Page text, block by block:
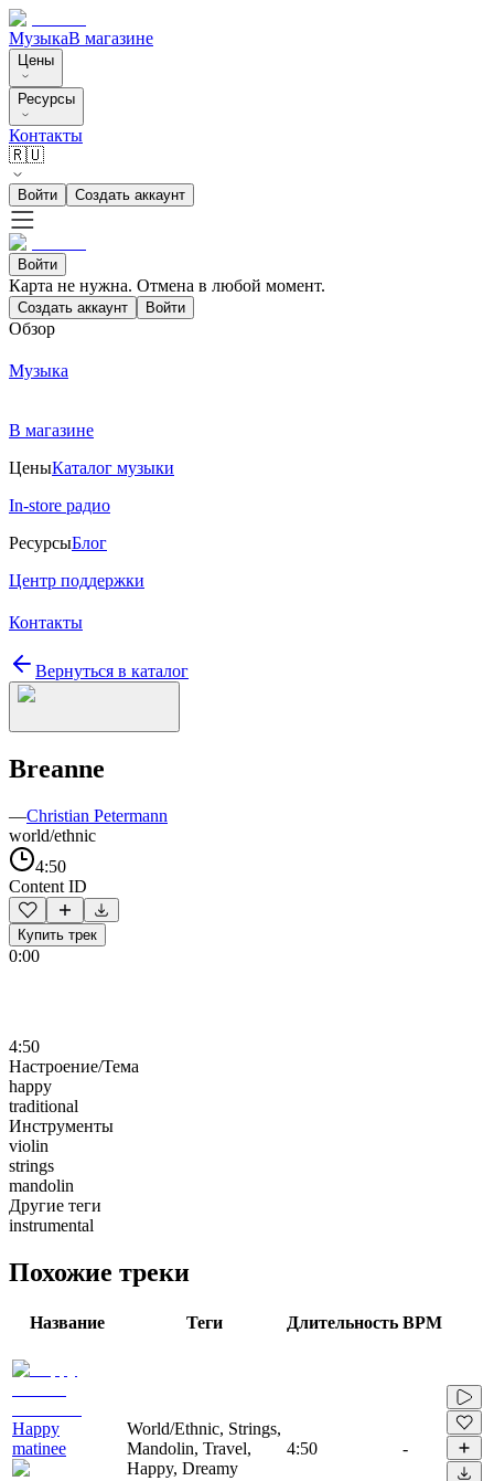
МузыкаВ магазине
Цены
Ресурсы
Контакты
🇷🇺
Войти Создать аккаунт
Войти
Карта не нужна. Отмена в любой момент.
Создать аккаунт Войти
Обзор
Музыка
В магазине
ЦеныКаталог музыки
In-store радио
РесурсыБлог
Центр поддержки
Контакты
Вернуться в каталог
Breanne
—Christian Petermann
world/ethnic
4:50
Content ID
Купить трек
0:00
4:50
Настроение/Тема
happy
traditional
Инструменты
violin
strings
mandolin
Другие теги
instrumental
Похожие треки
Название Теги Длительность BPM
Happy
matinee
World/Ethnic, Strings,
Mandolin, Travel,
Happy, Dreamy
4:50 -